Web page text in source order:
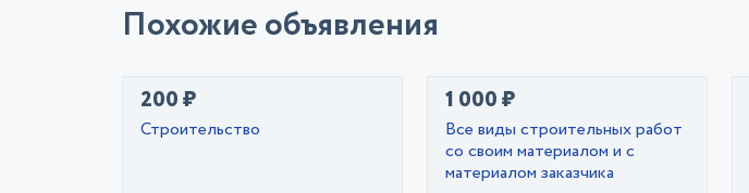
Похожие объявления
200 ₽
Строительство
1 000 ₽
Все виды строительных работ
со своим материалом и с
материалом заказчика